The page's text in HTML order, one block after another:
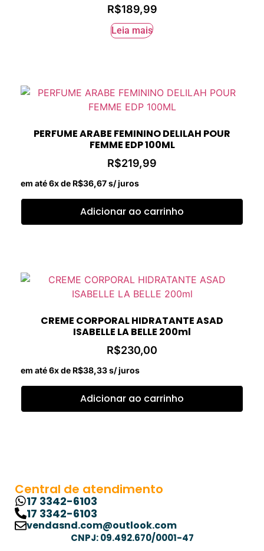
R$189,99
Leia mais
PERFUME ARABE FEMININO DELILAH POUR
FEMME EDP 100ML
R$219,99
em até 6x de R$36,67s/ juros
Adicionar ao carrinho
CREME CORPORAL HIDRATANTE ASAD
ISABELLE LA BELLE 200ml
R$230,00
em até 6x de R$38,33s/ juros
Adicionar ao carrinho
Central de atendimento
17 3342-6103
17 3342-6103
vendasnd.com@outlook.com
CNPJ: 09.492.670/0001-47